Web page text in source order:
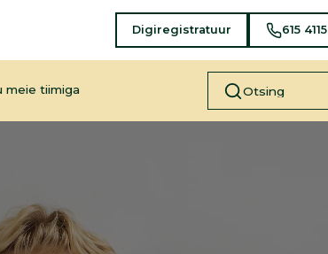
Digiregistratuur 615 4115
meie tiimiga